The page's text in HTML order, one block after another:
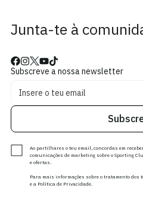
Junta-te à
Subscreve a nossa newsletter
Ao partilhares o teu email, concordas em
comunicações de marketing sobre o Sporting
e ofertas.
Para mais informações sobre o tratamento dos
e a Política de Privacidade.